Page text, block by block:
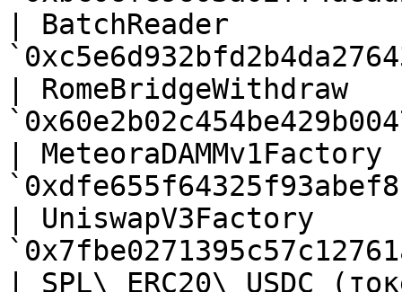
| BatchReader
|
|
|
| SPL\_ERC20\_USDC